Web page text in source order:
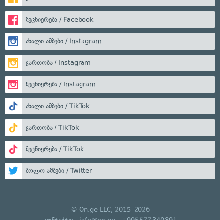
მეცნიერება / Facebook
ახალი ამბები / Instagram
გართობა / Instagram
მეცნიერება / Instagram
ახალი ამბები / TikTok
გართობა / TikTok
მეცნიერება / TikTok
ბოლო ამბები / Twitter
© On.ge LLC, 2015–2026